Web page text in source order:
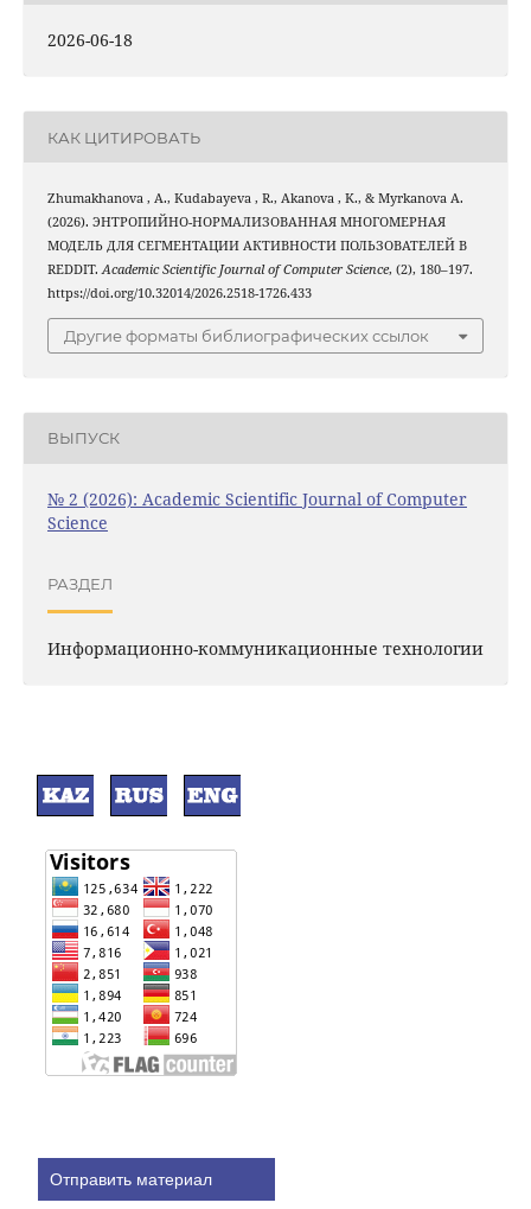
2026-06-18
КАК ЦИТИРОВАТЬ
Zhumakhanova , A., Kudabayeva , R., Akanova , K., & Myrkanova А.
(2026). ЭНТРОПИЙНО-НОРМАЛИЗОВАННАЯ МНОГОМЕРНАЯ
МОДЕЛЬ ДЛЯ СЕГМЕНТАЦИИ АКТИВНОСТИ ПОЛЬЗОВАТЕЛЕЙ В
REDDIT.Academic Scientific Journal of Computer Science, (2), 180–197.
https://doi.org/10.32014/2026.2518-1726.433
Другие форматы библиографических ссылок
ВЫПУСК
№ 2 (2026): Academic Scientific Journal of Computer
Science
РАЗДЕЛ
Информационно-коммуникационные технологии
Отправить материал